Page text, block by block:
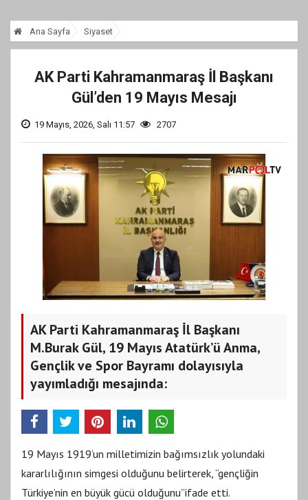
Ana Sayfa Siyaset
AK Parti Kahramanmaraş İl Başkanı
Gül’den 19 Mayıs Mesajı
19 Mayıs, 2026, Salı 11:57 2707
AK Parti Kahramanmaraş İl Başkanı
M.Burak Gül, 19 Mayıs Atatürk’ü Anma,
Gençlik ve Spor Bayramı dolayısıyla
yayımladığı mesajında:
19 Mayıs 1919’un milletimizin bağımsızlık yolundaki
kararlılığının simgesi olduğunu belirterek, “gençliğin
Türkiye’nin en büyük gücü olduğunu”ifade etti.